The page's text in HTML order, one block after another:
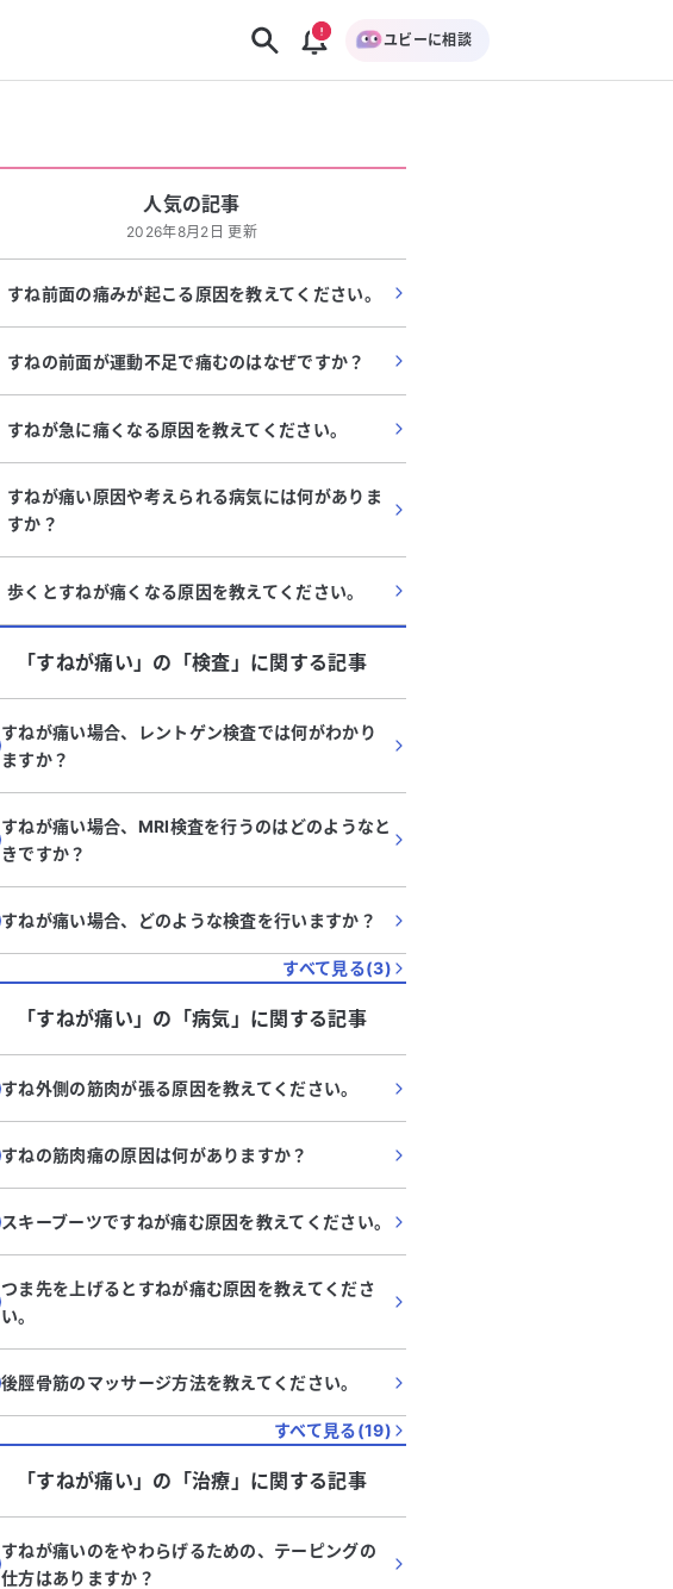
ユビーに相談
人気の記事
2026年8月2日 更新
すね前面の痛みが起こる原因を教えてください。
すねの前面が運動不足で痛むのはなぜですか？
すねが急に痛くなる原因を教えてください。
すねが痛い原因や考えられる病気には何がありま
すか？
歩くとすねが痛くなる原因を教えてください。
「すねが痛い」 の「検査 」に関する記事
すねが痛い場合、レントゲン検査では何がわかり
ますか？
すねが痛い場合、MRI検査を行うのはどのようなと
きですか？
すねが痛い場合、どのような検査を行いますか？
すべて見る(3)
「すねが痛い」 の「病気 」に関する記事
すね外側の筋肉が張る原因を教えてください。
すねの筋肉痛の原因は何がありますか？
スキーブーツですねが痛む原因を教えてください。
つま先を上げるとすねが痛む原因を教えてくださ
い。
後脛骨筋のマッサージ方法を教えてください。
すべて見る(19)
「すねが痛い」 の「治療 」に関する記事
すねが痛いのをやわらげるための、テーピングの
仕方はありますか？